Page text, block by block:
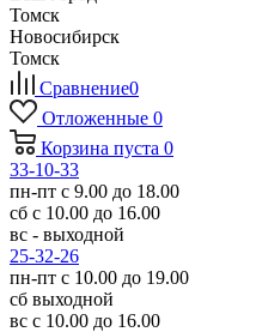
Томск
Новосибирск
Томск
Сравнение0
Отложенные 0
Корзина пуста 0
33-10-33
пн-пт с 9.00 до 18.00
сб с 10.00 до 16.00
вс - выходной
25-32-26
пн-пт с 10.00 до 19.00
сб выходной
вс с 10.00 до 16.00